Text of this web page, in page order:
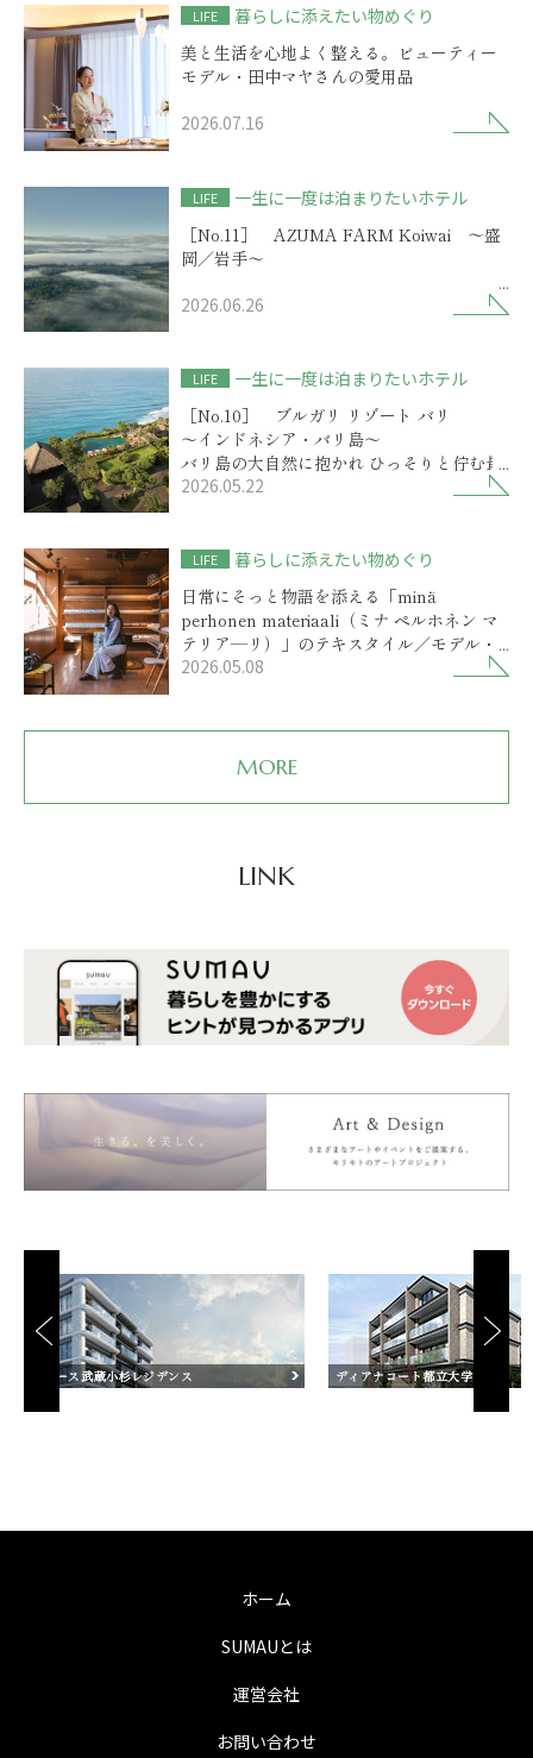
LIFE
暮らしに添えたい物めぐり
美と生活を心地よく整える。ビューティー
モデル・田中マヤさんの愛用品
2026.07.16
LIFE
一生に一度は泊まりたいホテル
［No.11］ AZUMA FARM Koiwai ～盛
岡／岩手～
歴史物語を秘めた小岩井農場に
2026.06.26
LIFE
一生に一度は泊まりたいホテル
［No.10］ ブルガリ リゾート バリ
～インドネシア・バリ島～
バリ島の大自然に抱かれ ひっそりと佇む最
高級リゾート
2026.05.22
LIFE
暮らしに添えたい物めぐり
日常にそっと物語を添える「minä
perhonen materiaali（ミナ ペルホネン マ
テリア―リ）」のテキスタイル／モデル・
前田エマさん
2026.05.08
MORE
LINK
ホーム
SUMAUとは
運営会社
お問い合わせ